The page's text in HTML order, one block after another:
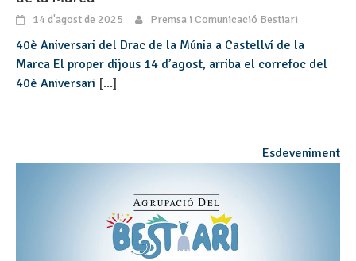
14 d'agost de 2025 Premsa i Comunicació Bestiari
40è Aniversari del Drac de la Múnia a Castellví de la
Marca El proper dijous 14 d’agost, arriba el correfoc del
40è Aniversari [...]
Esdeveniment